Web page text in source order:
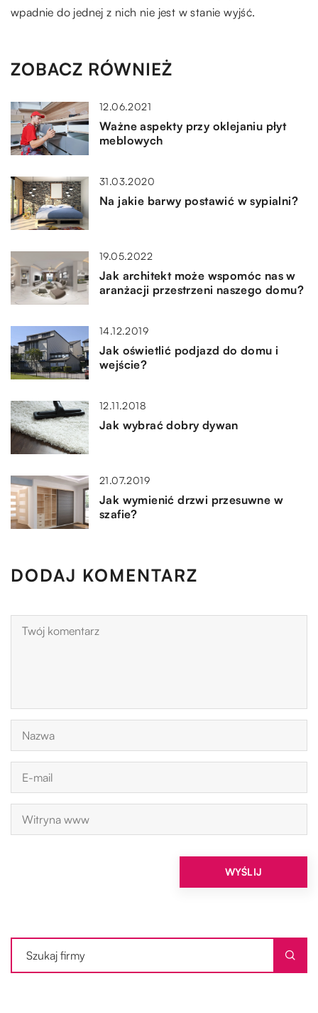
wpadnie do jednej z nich nie jest w stanie wyjść.
ZOBACZ RÓWNIEŻ
12.06.2021
Ważne aspekty przy oklejaniu płyt
meblowych
31.03.2020
Na jakie barwy postawić w sypialni?
19.05.2022
Jak architekt może wspomóc nas w
aranżacji przestrzeni naszego domu?
14.12.2019
Jak oświetlić podjazd do domu i
wejście?
12.11.2018
Jak wybrać dobry dywan
21.07.2019
Jak wymienić drzwi przesuwne w
szafie?
DODAJ KOMENTARZ